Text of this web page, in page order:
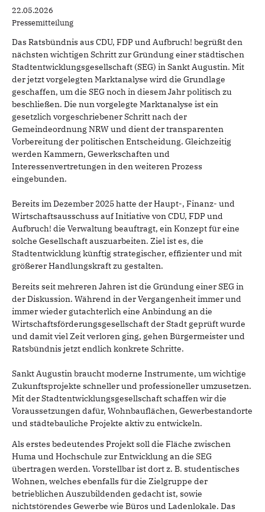
22.05.2026
Pressemitteilung
Das Ratsbündnis aus CDU, FDP und Aufbruch! begrüßt den
nächsten wichtigen Schritt zur Gründung einer städtischen
Stadtentwicklungsgesellschaft (SEG) in Sankt Augustin. Mit
der jetzt vorgelegten Marktanalyse wird die Grundlage
geschaffen, um die SEG noch in diesem Jahr politisch zu
beschließen. Die nun vorgelegte Marktanalyse ist ein
gesetzlich vorgeschriebener Schritt nach der
Gemeindeordnung NRW und dient der transparenten
Vorbereitung der politischen Entscheidung. Gleichzeitig
werden Kammern, Gewerkschaften und
Interessenvertretungen in den weiteren Prozess
eingebunden.
Bereits im Dezember 2025 hatte der Haupt-, Finanz- und
Wirtschaftsausschuss auf Initiative von CDU, FDP und
Aufbruch! die Verwaltung beauftragt, ein Konzept für eine
solche Gesellschaft auszuarbeiten. Ziel ist es, die
Stadtentwicklung künftig strategischer, effizienter und mit
größerer Handlungskraft zu gestalten.
Bereits seit mehreren Jahren ist die Gründung einer SEG in
der Diskussion. Während in der Vergangenheit immer und
immer wieder gutachterlich eine Anbindung an die
Wirtschaftsförderungsgesellschaft der Stadt geprüft wurde
und damit viel Zeit verloren ging, gehen Bürgermeister und
Ratsbündnis jetzt endlich konkrete Schritte.
Sankt Augustin braucht moderne Instrumente, um wichtige
Zukunftsprojekte schneller und professioneller umzusetzen.
Mit der Stadtentwicklungsgesellschaft schaffen wir die
Voraussetzungen dafür, Wohnbauflächen, Gewerbestandorte
und städtebauliche Projekte aktiv zu entwickeln.
Als erstes bedeutendes Projekt soll die Fläche zwischen
Huma und Hochschule zur Entwicklung an die SEG
übertragen werden. Vorstellbar ist dort z. B. studentisches
Wohnen, welches ebenfalls für die Zielgruppe der
betrieblichen Auszubildenden gedacht ist, sowie
nichtstörendes Gewerbe wie Büros und Ladenlokale. Das